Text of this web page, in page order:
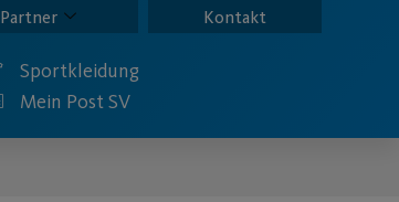
Partner Kontakt
Sportkleidung
Mein Post SV